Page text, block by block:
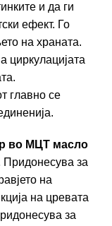
и да ги
ефект. Го
на храната.
циркулацијата
главно се
во МЦТ масло
Придонесува за
на
на цревата
за